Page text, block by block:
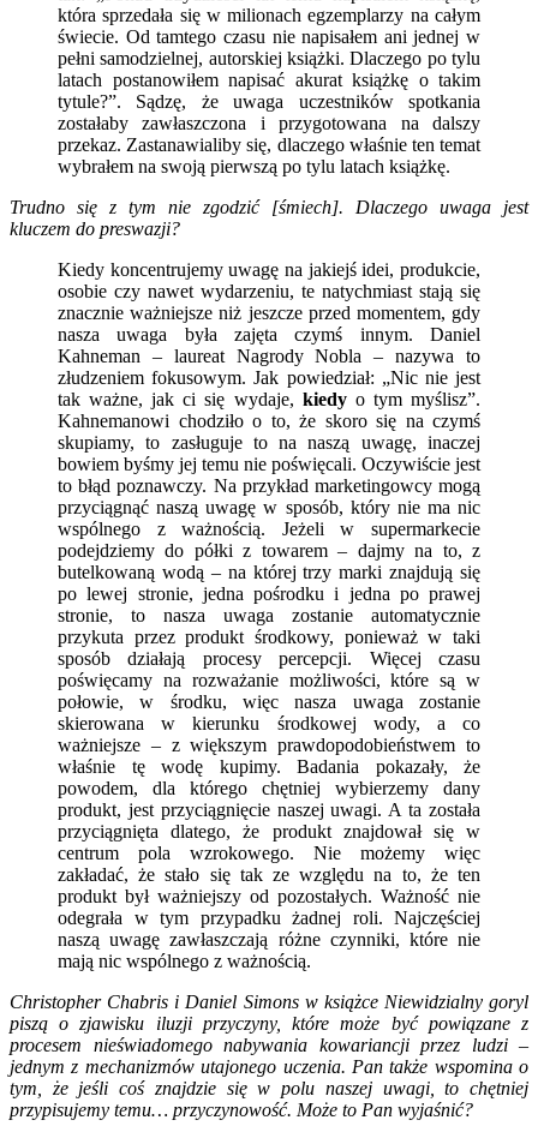
która sprzedała się w milionach egzemplarzy na całym
świecie. Od tamtego czasu nie napisałem ani jednej w
pełni samodzielnej, autorskiej książki. Dlaczego po tylu
latach postanowiłem napisać akurat książkę o takim
tytule?”. Sądzę, że uwaga uczestników spotkania
zostałaby zawłaszczona i przygotowana na dalszy
przekaz. Zastanawialiby się, dlaczego właśnie ten temat
wybrałem na swoją pierwszą po tylu latach książkę.
Trudno się z tym nie zgodzić [śmiech]. Dlaczego uwaga jest
kluczem do preswazji?
Kiedy koncentrujemy uwagę na jakiejś idei, produkcie,
osobie czy nawet wydarzeniu, te natychmiast stają się
znacznie ważniejsze niż jeszcze przed momentem, gdy
nasza uwaga była zajęta czymś innym. Daniel
Kahneman – laureat Nagrody Nobla – nazywa to
złudzeniem fokusowym. Jak powiedział: „Nic nie jest
tak ważne, jak ci się wydaje, kiedyo tym myślisz”.
Kahnemanowi chodziło o to, że skoro się na czymś
skupiamy, to zasługuje to na naszą uwagę, inaczej
bowiem byśmy jej temu nie poświęcali. Oczywiście jest
to błąd poznawczy. Na przykład marketingowcy mogą
przyciągnąć naszą uwagę w sposób, który nie ma nic
wspólnego z ważnością. Jeżeli w supermarkecie
podejdziemy do półki z towarem – dajmy na to, z
butelkowaną wodą – na której trzy marki znajdują się
po lewej stronie, jedna pośrodku i jedna po prawej
stronie, to nasza uwaga zostanie automatycznie
przykuta przez produkt środkowy, ponieważ w taki
sposób działają procesy percepcji. Więcej czasu
poświęcamy na rozważanie możliwości, które są w
połowie, w środku, więc nasza uwaga zostanie
skierowana w kierunku środkowej wody, a co
ważniejsze – z większym prawdopodobieństwem to
właśnie tę wodę kupimy. Badania pokazały, że
powodem, dla którego chętniej wybierzemy dany
produkt, jest przyciągnięcie naszej uwagi. A ta została
przyciągnięta dlatego, że produkt znajdował się w
centrum pola wzrokowego. Nie możemy więc
zakładać, że stało się tak ze względu na to, że ten
produkt był ważniejszy od pozostałych. Ważność nie
odegrała w tym przypadku żadnej roli. Najczęściej
naszą uwagę zawłaszczają różne czynniki, które nie
mają nic wspólnego z ważnością.
Christopher Chabris i Daniel Simons w książce Niewidzialny goryl
piszą o zjawisku iluzji przyczyny, które może być powiązane z
procesem nieświadomego nabywania kowariancji przez ludzi –
jednym z mechanizmów utajonego uczenia. Pan także wspomina o
tym, że jeśli coś znajdzie się w polu naszej uwagi, to chętniej
przypisujemy temu… przyczynowość. Może to Pan wyjaśnić?